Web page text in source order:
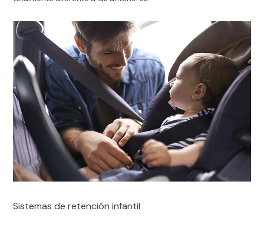
Sistemas de retención infantil